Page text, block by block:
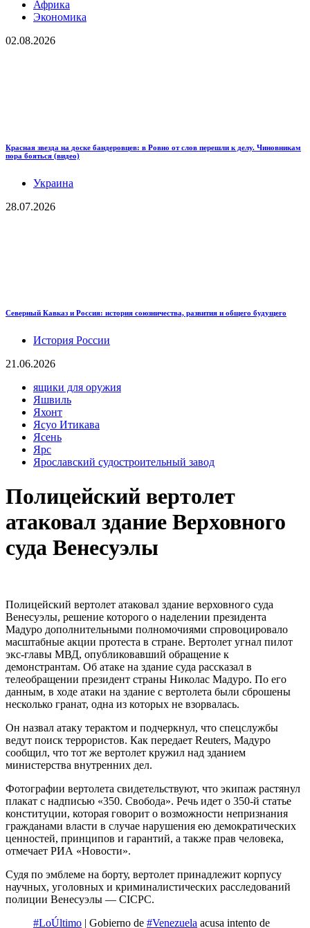
Африка
Экономика
02.08.2026
Красная звезда на доске бандеровцев: в Ровно от слов перешли к делу. Чиновникам
пора бояться (видео)
Украина
28.07.2026
Северный Кавказ и Россия: история союзничества, развития и общего будущего
История России
21.06.2026
ящики для оружия
Яшвиль
Яхонт
Ясуо Итикава
Ясень
Ярс
Ярославский судостроительный завод
Полицейский вертолет
атаковал здание Верховного
суда Венесуэлы
Полицейский вертолет атаковал здание верховного суда
Венесуэлы, решение которого о наделении президента
Мадуро дополнительными полномочиями спровоцировало
масштабные акции протеста в стране. Вертолет угнал пилот
экс-главы МВД, опубликовавший обращение к
демонстрантам. Об атаке на здание суда рассказал в
телеобращении президент страны Николас Мадуро. По его
данным, в ходе атаки на здание с вертолета были сброшены
несколько гранат, одна из которых не взорвалась.
Он назвал атаку терактом и подчеркнул, что спецслужбы
ведут поиск террористов. Как передает Reuters, Мадуро
сообщил, что тот же вертолет кружил над зданием
министерства внутренних дел.
Фотографии вертолета свидетельствуют, что экипаж растянул
плакат с надписью «350. Свобода». Речь идет о 350-й статье
конституции, которая говорит о возможности непризнания
гражданами власти в случае нарушения ею демократических
ценностей, принципов и гарантий, а также прав человека,
отмечает РИА «Новости».
Судя по эмблеме на борту, вертолет принадлежит корпусу
научных, уголовных и криминалистических расследований
полиции Венесуэлы — CICPC.
#LoÚltimo | Gobierno de #Venezuela acusa intento de